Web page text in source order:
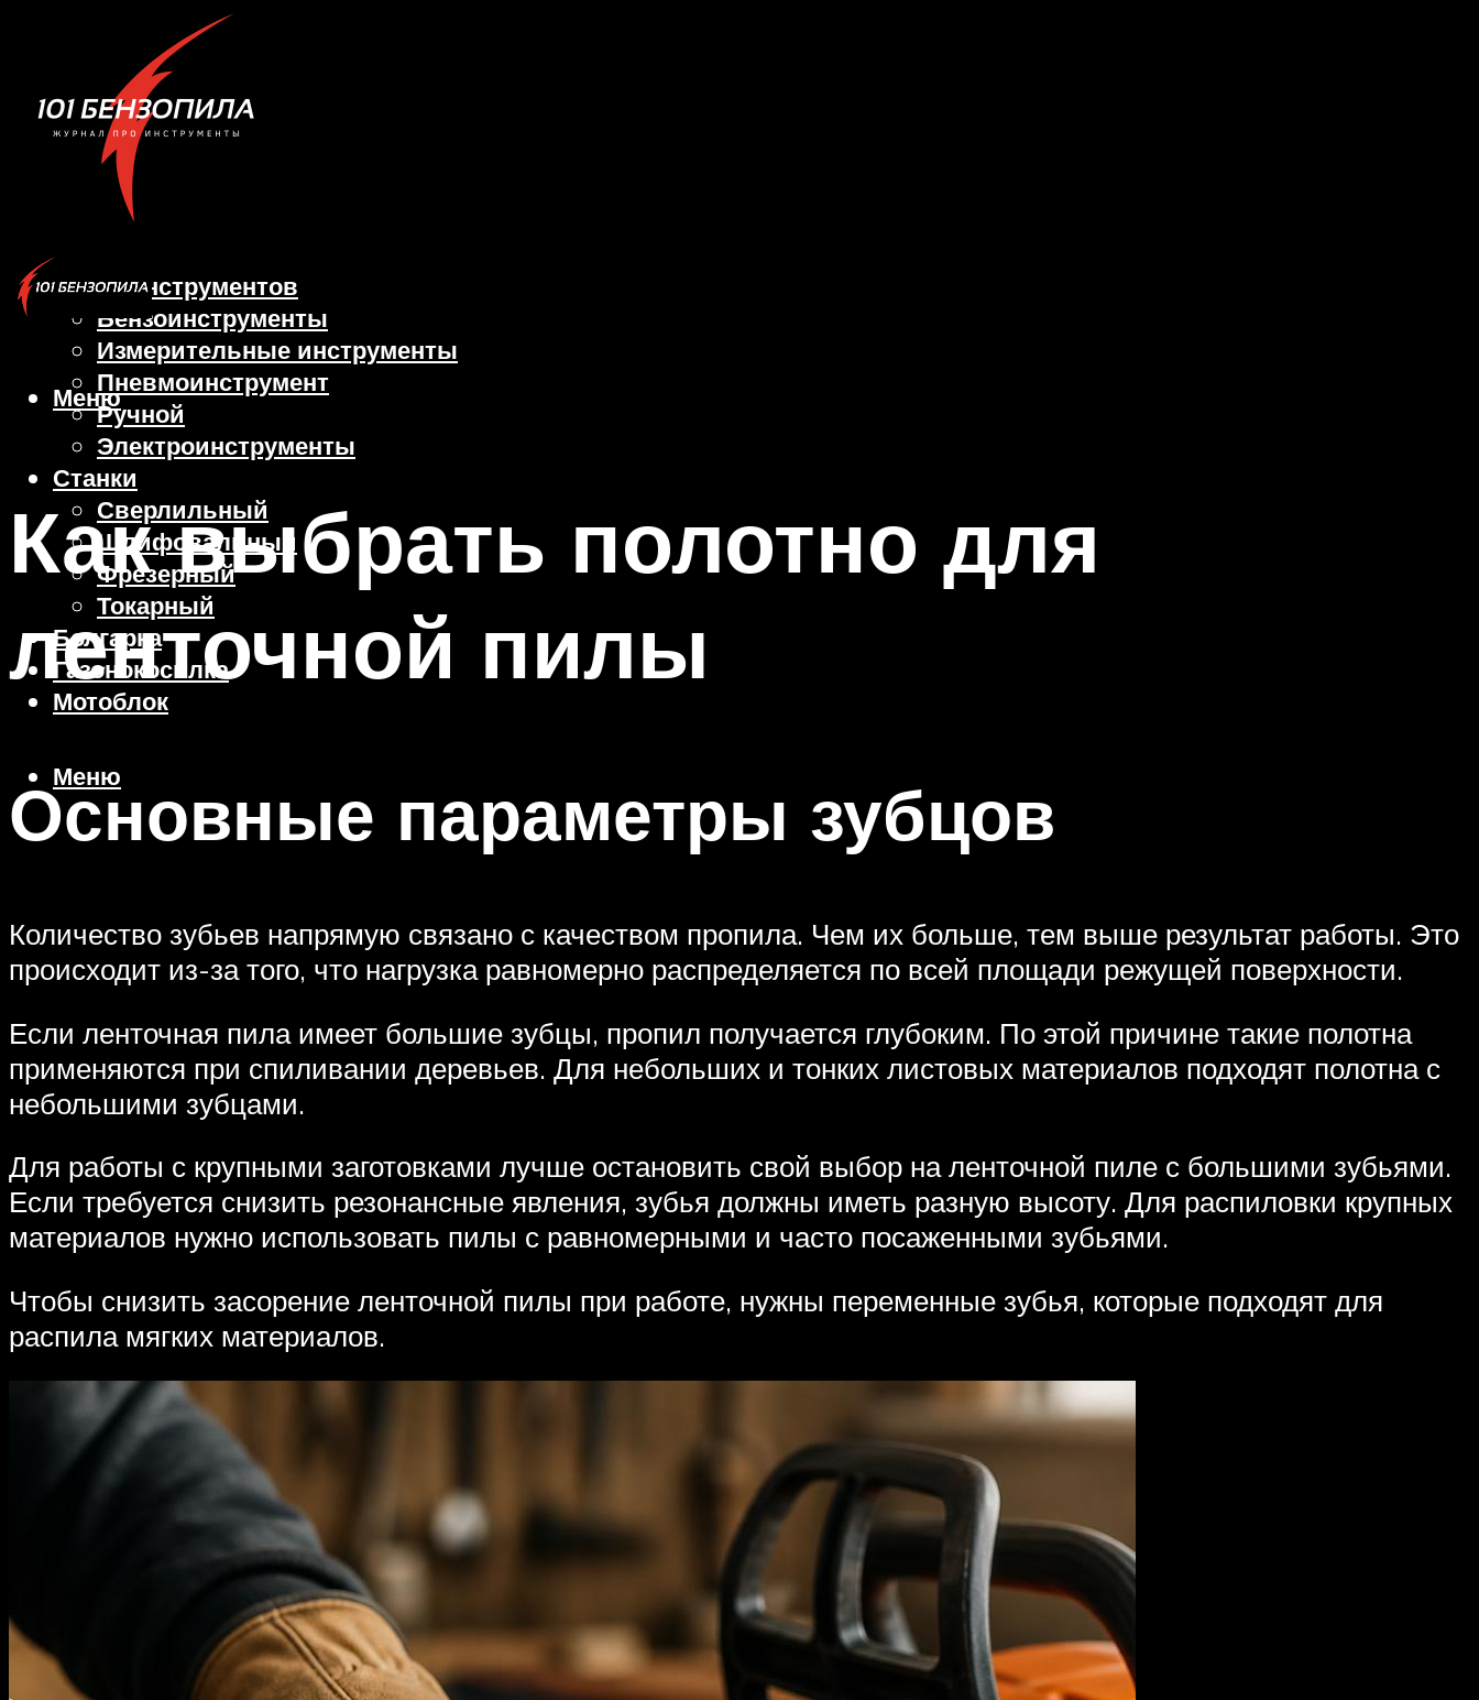
Виды инструментов
Бензоинструменты
Измерительные инструменты
Пневмоинструмент
Ручной
Электроинструменты
Станки
Сверлильный
Шлифовальный
Фрезерный
Токарный
Болгарка
Газонокосилка
Мотоблок
Меню
Меню
Как выбрать полотно для
ленточной пилы
Основные параметры зубцов
Количество зубьев напрямую связано с качеством пропила. Чем их больше, тем выше результат работы. Это
происходит из-за того, что нагрузка равномерно распределяется по всей площади режущей поверхности.
Если ленточная пила имеет большие зубцы, пропил получается глубоким. По этой причине такие полотна
применяются при спиливании деревьев. Для небольших и тонких листовых материалов подходят полотна с
небольшими зубцами.
Для работы с крупными заготовками лучше остановить свой выбор на ленточной пиле с большими зубьями.
Если требуется снизить резонансные явления, зубья должны иметь разную высоту. Для распиловки крупных
материалов нужно использовать пилы с равномерными и часто посаженными зубьями.
Чтобы снизить засорение ленточной пилы при работе, нужны переменные зубья, которые подходят для
распила мягких материалов.